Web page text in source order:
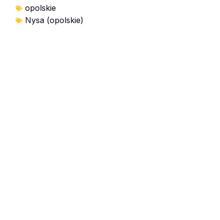
opolskie
Nysa (opolskie)